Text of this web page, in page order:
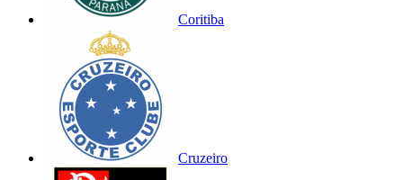
Coritiba
Cruzeiro